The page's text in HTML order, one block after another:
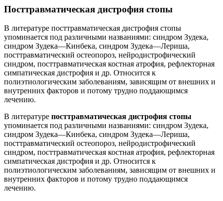
Посттравматическая дистрофия стопы
В литературе посттравматическая дистрофия стопы
упоминается под различными названиями: синдром Зудека,
синдром Зудека—Кинбека, синдром Зудека—Лериша,
посттравматический остеопороз, нейродистрофический
синдром, посттравматическая костная атрофия, рефлекторная
симпатическая дистрофия и др. Относится к
полиэтиологическим заболеваниям, зависящим от внешних и
внутренних факторов и потому трудно поддающимся
лечению.
В литературе посттравматическая дистрофия стопы
упоминается под различными названиями: синдром Зудека,
синдром Зудека—Кинбека, синдром Зудека—Лериша,
посттравматический остеопороз, нейродистрофический
синдром, посттравматическая костная атрофия, рефлекторная
симпатическая дистрофия и др. Относится к
полиэтиологическим заболеваниям, зависящим от внешних и
внутренних факторов и потому трудно поддающимся
лечению.